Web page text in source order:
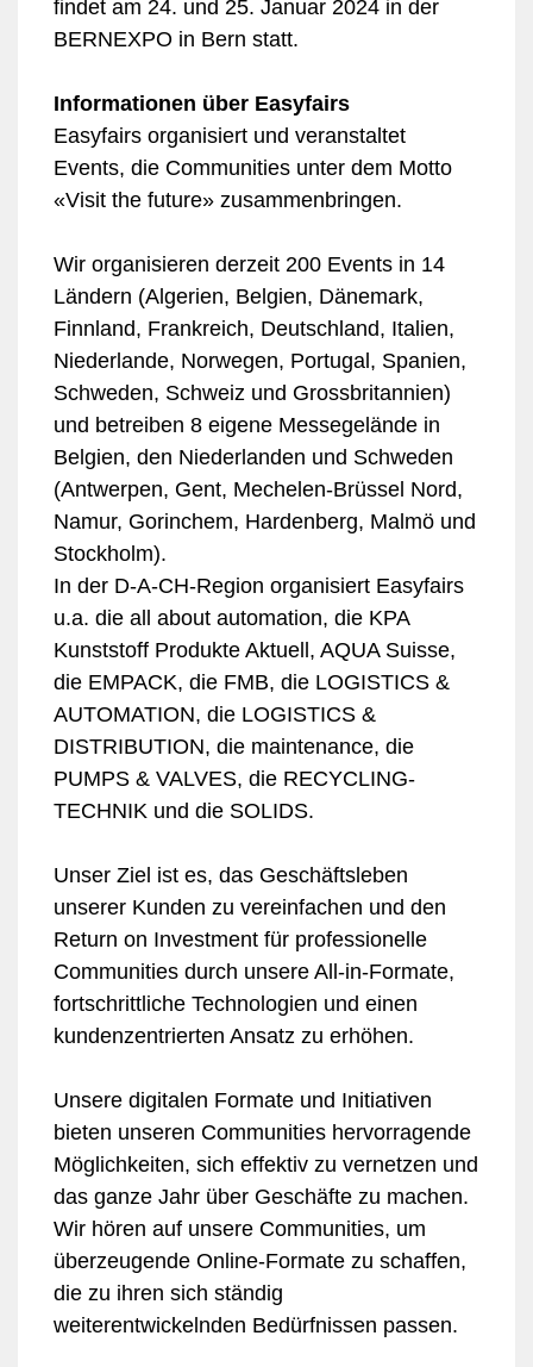
findet am 24. und 25. Januar 2024 in der
BERNEXPO in Bern statt.
Informationen über Easyfairs
Easyfairs organisiert und veranstaltet
Events, die Communities unter dem Motto
«Visit the future» zusammenbringen.
Wir organisieren derzeit 200 Events in 14
Ländern (Algerien, Belgien, Dänemark,
Finnland, Frankreich, Deutschland, Italien,
Niederlande, Norwegen, Portugal, Spanien,
Schweden, Schweiz und Grossbritannien)
und betreiben 8 eigene Messegelände in
Belgien, den Niederlanden und Schweden
(Antwerpen, Gent, Mechelen-Brüssel Nord,
Namur, Gorinchem, Hardenberg, Malmö und
Stockholm).
In der D-A-CH-Region organisiert Easyfairs
u.a. die all about automation, die KPA
Kunststoff Produkte Aktuell, AQUA Suisse,
die EMPACK, die FMB, die LOGISTICS &
AUTOMATION, die LOGISTICS &
DISTRIBUTION, die maintenance, die
PUMPS & VALVES, die RECYCLING-
TECHNIK und die SOLIDS.
Unser Ziel ist es, das Geschäftsleben
unserer Kunden zu vereinfachen und den
Return on Investment für professionelle
Communities durch unsere All-in-Formate,
fortschrittliche Technologien und einen
kundenzentrierten Ansatz zu erhöhen.
Unsere digitalen Formate und Initiativen
bieten unseren Communities hervorragende
Möglichkeiten, sich effektiv zu vernetzen und
das ganze Jahr über Geschäfte zu machen.
Wir hören auf unsere Communities, um
überzeugende Online-Formate zu schaffen,
die zu ihren sich ständig
weiterentwickelnden Bedürfnissen passen.